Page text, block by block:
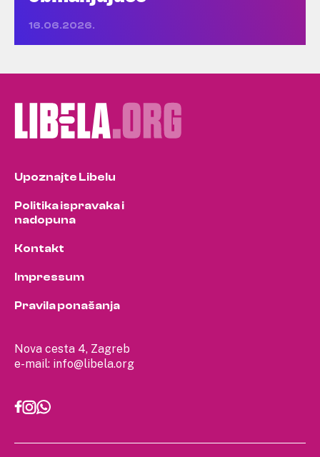
16.06.2026.
Nova cesta 4, Zagreb
e-mail: info@libela.org
Upoznajte Libelu
Politika ispravaka i
nadopuna
Kontakt
Impressum
Pravila ponašanja